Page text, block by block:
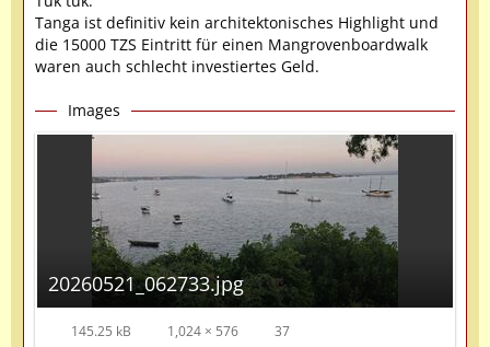
Tanga ist definitiv kein architektonisches Highlight und
die 15000 TZS Eintritt für einen Mangrovenboardwalk
waren auch schlecht investiertes Geld.
Images
20260521_062733.jpg
145.25 kB 1,024 × 576 37